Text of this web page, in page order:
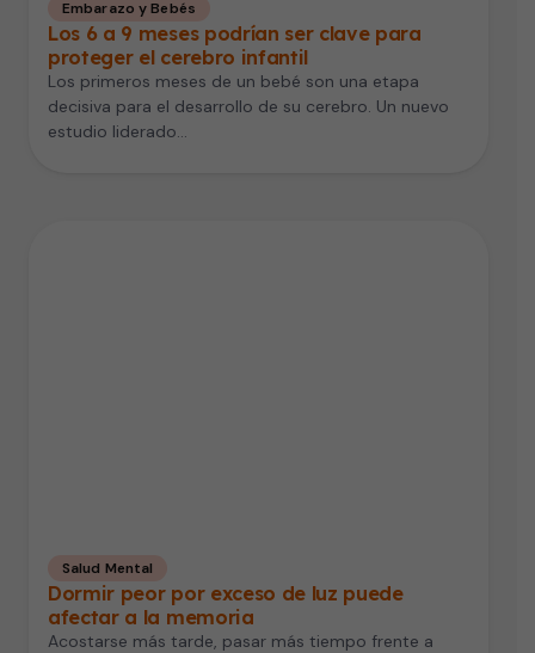
Embarazo y Bebés
Los 6 a 9 meses podrían ser clave para
proteger el cerebro infantil
Los primeros meses de un bebé son una etapa
decisiva para el desarrollo de su cerebro. Un nuevo
estudio liderado…
Salud Mental
Dormir peor por exceso de luz puede
afectar a la memoria
Acostarse más tarde, pasar más tiempo frente a